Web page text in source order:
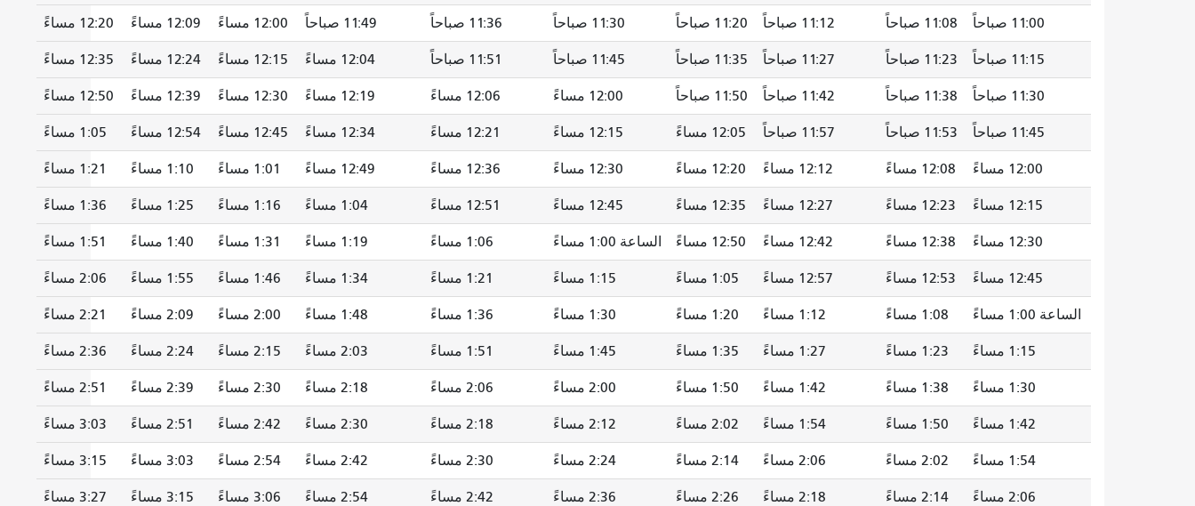
11:00 صباحاً 11:08 صباحاً 11:12 صباحاً 11:20 صباحاً 11:30 صباحاً 11:36 صباحاً 11:49 صباحاً 12:00 مساءً 12:09 مساءً 12:20 مساءً
11:15 صباحاً 11:23 صباحاً 11:27 صباحاً 11:35 صباحاً 11:45 صباحاً 11:51 صباحاً 12:04 مساءً 12:15 مساءً 12:24 مساءً 12:35 مساءً
11:30 صباحاً 11:38 صباحاً 11:42 صباحاً 11:50 صباحاً 12:00 مساءً 12:06 مساءً 12:19 مساءً 12:30 مساءً 12:39 مساءً 12:50 مساءً
11:45 صباحاً 11:53 صباحاً 11:57 صباحاً 12:05 مساءً 12:15 مساءً 12:21 مساءً 12:34 مساءً 12:45 مساءً 12:54 مساءً 1:05 مساءً
12:00 مساءً 12:08 مساءً 12:12 مساءً 12:20 مساءً 12:30 مساءً 12:36 مساءً 12:49 مساءً 1:01 مساءً 1:10 مساءً 1:21 مساءً
12:15 مساءً 12:23 مساءً 12:27 مساءً 12:35 مساءً 12:45 مساءً 12:51 مساءً 1:04 مساءً 1:16 مساءً 1:25 مساءً 1:36 مساءً
12:30 مساءً 12:38 مساءً 12:42 مساءً 12:50 مساءً الساعة 1:00 مساءً 1:06 مساءً 1:19 مساءً 1:31 مساءً 1:40 مساءً 1:51 مساءً
12:45 مساءً 12:53 مساءً 12:57 مساءً 1:05 مساءً 1:15 مساءً 1:21 مساءً 1:34 مساءً 1:46 مساءً 1:55 مساءً 2:06 مساءً
الساعة 1:00 مساءً 1:08 مساءً 1:12 مساءً 1:20 مساءً 1:30 مساءً 1:36 مساءً 1:48 مساءً 2:00 مساءً 2:09 مساءً 2:21 مساءً
1:15 مساءً 1:23 مساءً 1:27 مساءً 1:35 مساءً 1:45 مساءً 1:51 مساءً 2:03 مساءً 2:15 مساءً 2:24 مساءً 2:36 مساءً
1:30 مساءً 1:38 مساءً 1:42 مساءً 1:50 مساءً 2:00 مساءً 2:06 مساءً 2:18 مساءً 2:30 مساءً 2:39 مساءً 2:51 مساءً
1:42 مساءً 1:50 مساءً 1:54 مساءً 2:02 مساءً 2:12 مساءً 2:18 مساءً 2:30 مساءً 2:42 مساءً 2:51 مساءً 3:03 مساءً
1:54 مساءً 2:02 مساءً 2:06 مساءً 2:14 مساءً 2:24 مساءً 2:30 مساءً 2:42 مساءً 2:54 مساءً 3:03 مساءً 3:15 مساءً
2:06 مساءً 2:14 مساءً 2:18 مساءً 2:26 مساءً 2:36 مساءً 2:42 مساءً 2:54 مساءً 3:06 مساءً 3:15 مساءً 3:27 مساءً